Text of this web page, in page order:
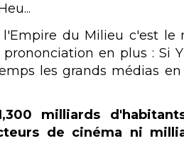
du Milieu c'est le
en plus : Si
les grands médias
milliards
de cinéma ni